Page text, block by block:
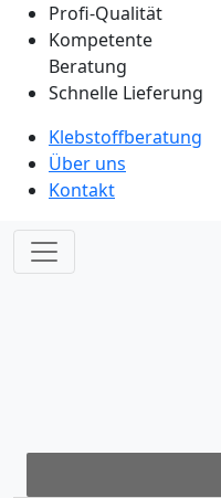
Profi-Qualität
Kompetente
Beratung
Schnelle Lieferung
Klebstoffberatung
Über uns
Kontakt